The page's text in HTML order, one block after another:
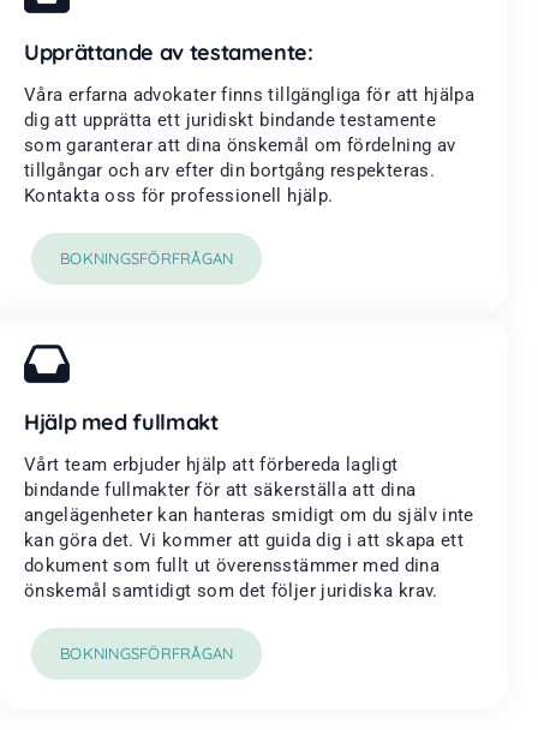
Upprättande av testamente:
Våra erfarna advokater finns tillgängliga för att hjälpa
dig att upprätta ett juridiskt bindande testamente
som garanterar att dina önskemål om fördelning av
tillgångar och arv efter din bortgång respekteras.
Kontakta oss för professionell hjälp.
BOKNINGSFÖRFRÅGAN
Hjälp med fullmakt
Vårt team erbjuder hjälp att förbereda lagligt
bindande fullmakter för att säkerställa att dina
angelägenheter kan hanteras smidigt om du själv inte
kan göra det. Vi kommer att guida dig i att skapa ett
dokument som fullt ut överensstämmer med dina
önskemål samtidigt som det följer juridiska krav.
BOKNINGSFÖRFRÅGAN